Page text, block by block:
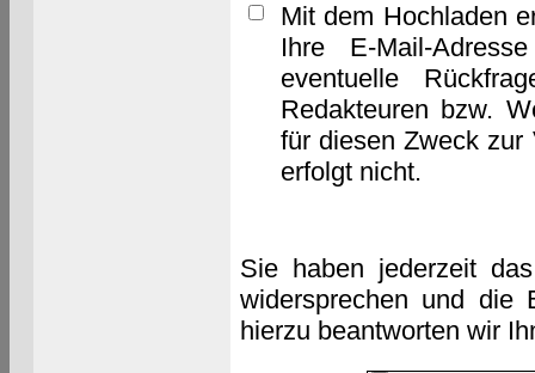
Mit dem Hochladen
Ihre E-Mail-
eventuelle
Redakteuren bzw.
für diesen Zweck zur
erfolgt nicht.
Sie haben jederzeit
widersprechen und die
hierzu beantworten wir